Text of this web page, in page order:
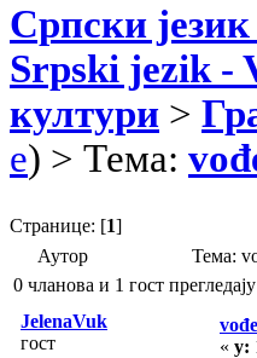
Српски
Srpski jezik -
култури >
e) > Тема:
Странице: [1]
Аутор
Тема:
0 чланова и 1 гост
JelenaVuk
гост
« у: